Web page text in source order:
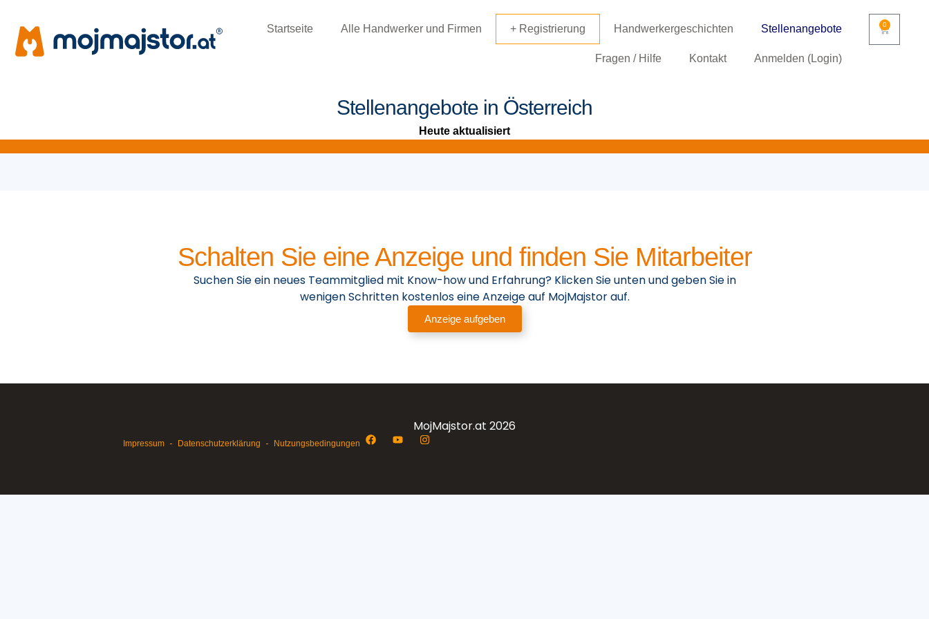
Startseite Alle Handwerker und Firmen + Registrierung Handwerkergeschichten Stellenangebote
Fragen / Hilfe Kontakt Anmelden (Login)
0
Stellenangebote in Österreich
Heute aktualisiert
Schalten Sie eine Anzeige und finden Sie Mitarbeiter
Suchen Sie ein neues Teammitglied mit Know-how und Erfahrung? Klicken Sie unten und geben Sie in
wenigen Schritten kostenlos eine Anzeige auf MojMajstor auf.
Anzeige aufgeben
MojMajstor.at 2026
Impressum Datenschutzerklärung Nutzungsbedingungen